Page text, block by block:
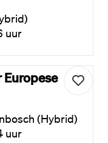
uur
Europese
(Hybrid)
uur